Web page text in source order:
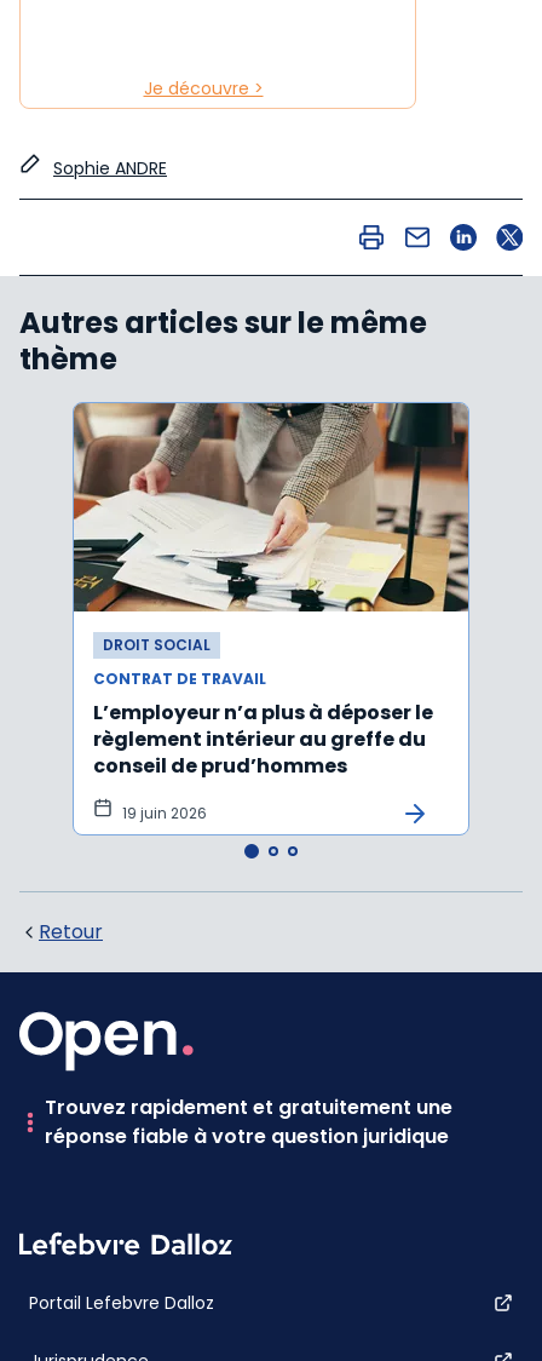
Je découvre >
Sophie ANDRE
Autres articles sur le même
thème
DROIT SOCIAL
CONTRAT DE TRAVAIL
L’employeur n’a plus à déposer le
règlement intérieur au greffe du
conseil de prud’hommes
19 juin 2026
Retour
Trouvez rapidement et gratuitement une
réponse fiable à votre question juridique
Portail Lefebvre Dalloz